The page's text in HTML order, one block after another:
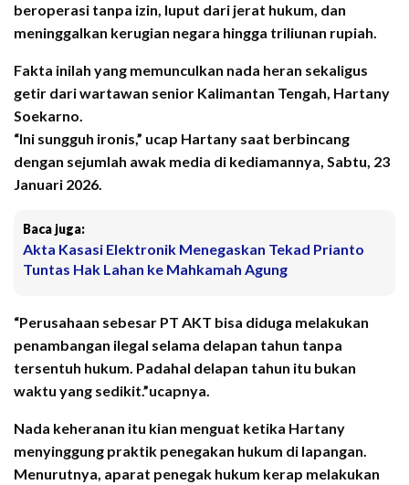
beroperasi tanpa izin, luput dari jerat hukum, dan
meninggalkan kerugian negara hingga triliunan rupiah.
Fakta inilah yang memunculkan nada heran sekaligus
getir dari wartawan senior Kalimantan Tengah, Hartany
Soekarno.
“Ini sungguh ironis,” ucap Hartany saat berbincang
dengan sejumlah awak media di kediamannya, Sabtu, 23
Januari 2026.
Baca juga:
Akta Kasasi Elektronik Menegaskan Tekad Prianto
Tuntas Hak Lahan ke Mahkamah Agung
“Perusahaan sebesar PT AKT bisa diduga melakukan
penambangan ilegal selama delapan tahun tanpa
tersentuh hukum. Padahal delapan tahun itu bukan
waktu yang sedikit.”ucapnya.
Nada keheranan itu kian menguat ketika Hartany
menyinggung praktik penegakan hukum di lapangan.
Menurutnya, aparat penegak hukum kerap melakukan